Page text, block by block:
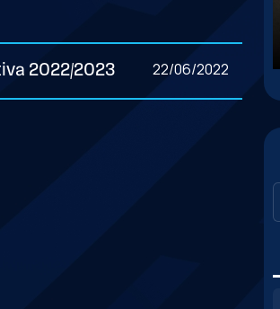
2022/2023 22/06/2022